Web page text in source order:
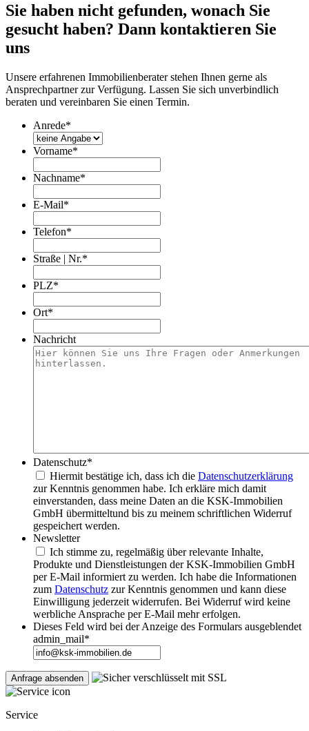
Sie haben nicht gefunden, wonach Sie
gesucht haben? Dann kontaktieren Sie
uns
Unsere erfahrenen Immobilienberater stehen Ihnen gerne als
Ansprechpartner zur Verfügung. Lassen Sie sich unverbindlich
beraten und vereinbaren Sie einen Termin.
Anrede*
Vorname*
Nachname*
E-Mail*
Telefon*
Straße | Nr.*
PLZ*
Ort*
Nachricht
Datenschutz*
Hiermit bestätige ich, dass ich die Datenschutzerklärung
zur Kenntnis genommen habe. Ich erkläre mich damit
einverstanden, dass meine Daten an die KSK-Immobilien
GmbH übermitteltund bis zu meinem schriftlichen Widerruf
gespeichert werden.
Newsletter
Ich stimme zu, regelmäßig über relevante Inhalte,
Produkte und Dienstleistungen der KSK-Immobilien GmbH
per E-Mail informiert zu werden. Ich habe die Informationen
zum Datenschutz zur Kenntnis genommen und kann diese
Einwilligung jederzeit widerrufen. Bei Widerruf wird keine
werbliche Ansprache per E-Mail mehr erfolgen.
Dieses Feld wird bei der Anzeige des Formulars ausgeblendet
admin_mail*
Service